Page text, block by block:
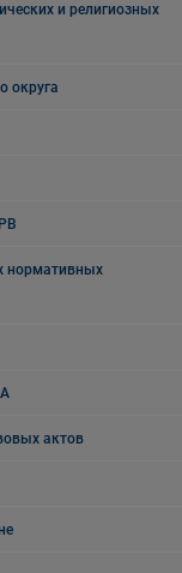
и религиозных
округа
нормативных
актов